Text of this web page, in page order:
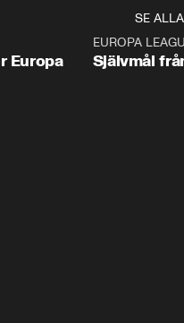
SE ALLA
Europa
EUROPA
Självmål